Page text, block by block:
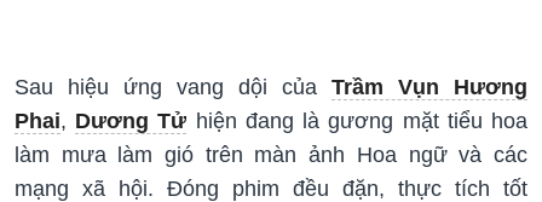
Sau hiệu ứng vang dội của Trầm Vụn Hương
Phai, Dương Tử hiện đang là gương mặt tiểu hoa
làm mưa làm gió trên màn ảnh Hoa ngữ và các
mạng xã hội. Đóng phim đều đặn, thực tích tốt